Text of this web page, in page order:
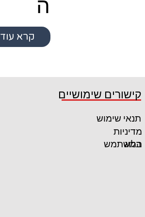
קרא עוד
€18
6
קישורים שימושיים
תנאי שימוש
מדיניות
המשתמש
בלוג